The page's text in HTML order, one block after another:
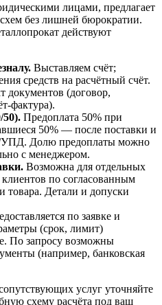
лицами, предлагает
без лишней бюрократии.
действуют
Выставляем счёт;
средств на расчётный счёт.
документов (договор,
фактура).
50). Предоплата 50% при
50% — после поставки и
УПД. Долю предоплаты можно
с менеджером.
Возможна для отдельных
по согласованным
товара. Детали и допуски
по заявке и
(срок, лимит)
По запросу возможны
(например, банковская
услуг уточняйте
схему расчёта под ваш